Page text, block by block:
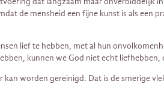
de mensheid een fijne kunst is als een
lief te hebben, met al hun
kunnen we God niet echt
worden gereinigd. Dat is de smerige